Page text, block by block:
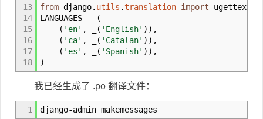
13
14
15
16
17
18
from django. utils .translation import
LANGUAGES =
(
( 'en' , ( 'English' ) ) ,
( 'ca' , ( 'Catalan' ) ) ,
( 'es' , ( 'Spanish' ) ) ,
)
我已经生成了 .po 翻译文件：
1 django-admin makemessages